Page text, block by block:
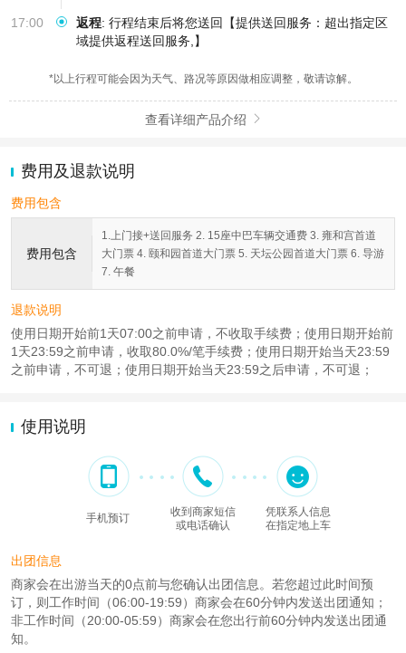
17:00 返程: 行程结束后将您送回【提供送回服务：超出指定区
域提供返程送回服务,】
*以上行程可能会因为天气、路况等原因做相应调整，敬请谅解。
查看详细产品介绍 
费用及退款说明
费用包含
费用包含
1.上门接+送回服务 2. 15座中巴车辆交通费 3. 雍和宫首道
大门票 4. 颐和园首道大门票 5. 天坛公园首道大门票 6. 导游
7. 午餐
退款说明
使用日期开始前1天07:00之前申请，不收取手续费；使用日期开始前
1天23:59之前申请，收取80.0%/笔手续费；使用日期开始当天23:59
之前申请，不可退；使用日期开始当天23:59之后申请，不可退；
使用说明
手机预订
收到商家短信
或电话确认
凭联系人信息
在指定地上车
出团信息
商家会在出游当天的0点前与您确认出团信息。若您超过此时间预
订，则工作时间（06:00-19:59）商家会在60分钟内发送出团通知；
非工作时间（20:00-05:59）商家会在您出行前60分钟内发送出团通
知。